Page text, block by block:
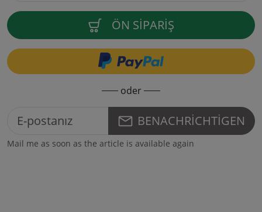
ÖN SIPARIŞ
oder
BENACHRICHTIGEN
Mail me as soon as the article is available again